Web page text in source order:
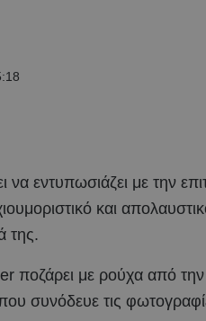
να εντυπωσιάζει με την
και
της.
ποζάρει με ρούχα από την
συνόδευε τις